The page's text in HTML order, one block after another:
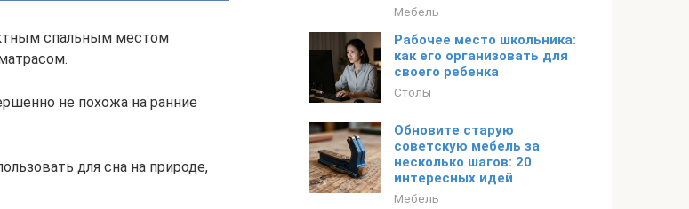
спальным местом
не похожа на ранние
для сна на природе,
Мебель
Рабочее место школьника:
как его организовать для
своего ребенка
Столы
Обновите старую
советскую мебель за
несколько шагов: 20
интересных идей
Мебель